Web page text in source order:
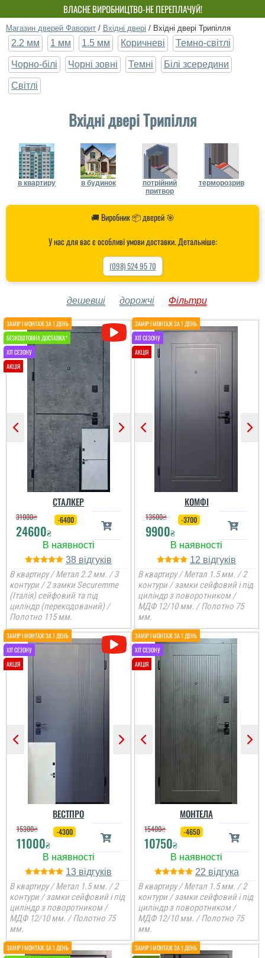
ВЛАСНЕ ВИРОБНИЦТВО-НЕ ПЕРЕПЛАЧУЙ!
Магазин дверей Фаворит / Вхідні двері / Вхідні двері Трипілля
2.2 мм 1 мм 1.5 мм Коричневі Темно-світлі
Чорно-білі Чорні зовні Темні Білі зсередини
Світлі
Вхідні двері Трипілля
в квартиру в будинок
потрійний
притвор
терморозрив
🚚 Виробник 📦 дверей 🎯
У нас для вас є особливі умови доставки. Детальніше:
(098) 524 95 70
дешевші дорожчі Фільтри
СТАЛКЕР
31000₴
24600₴
-6400
38
В квартиру / Метал 2.2 мм. / 3
контури / 2 замки Securemme
(Італія) сейфовий та під
циліндр (перекодований) /
Полотно 115 мм.
КОМФІ
13600₴
9900₴
-3700
12
В квартиру / Метал 1.5 мм. / 2
контури / замки сейфовий і під
циліндр з поворотником /
МДФ 12/10 мм. / Полотно 75
мм.
ВЕСТПРО
15300₴
11000₴
-4300
13
В квартиру / Метал 1.5 мм. / 2
контури / замки сейфовий і під
циліндр з поворотником /
МДФ 12/10 мм. / Полотно 75
мм.
МОНТЕЛА
15400₴
10750₴
-4650
22
В квартиру / Метал 1.5 мм. / 2
контури / замки сейфовий і під
циліндр з поворотником /
МДФ 12/10 мм. / Полотно 75
мм.